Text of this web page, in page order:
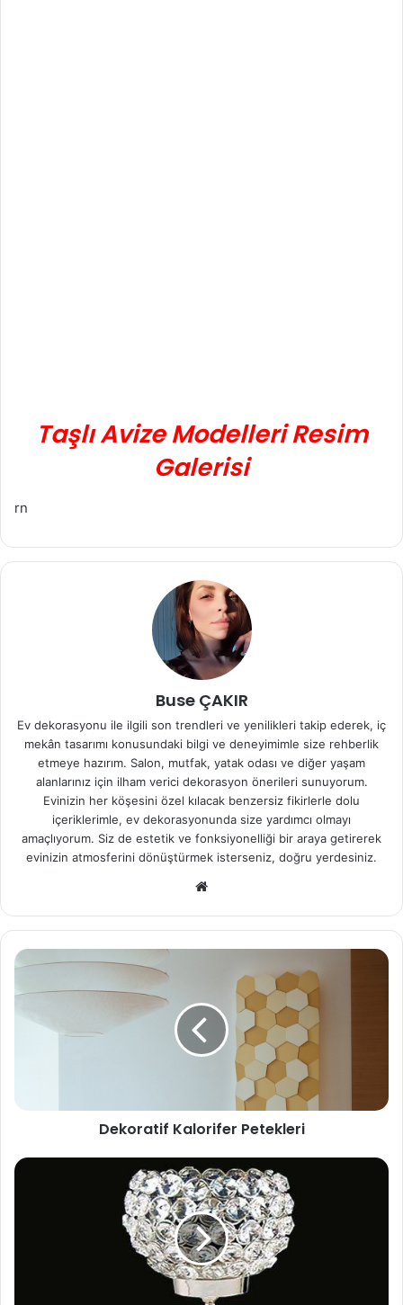
Taşlı Avize Modelleri Resim
Galerisi
rn
Buse ÇAKIR
Ev dekorasyonu ile ilgili son trendleri ve yenilikleri takip ederek, iç
mekân tasarımı konusundaki bilgi ve deneyimimle size rehberlik
etmeye hazırım. Salon, mutfak, yatak odası ve diğer yaşam
alanlarınız için ilham verici dekorasyon önerileri sunuyorum.
Evinizin her köşesini özel kılacak benzersiz fikirlerle dolu
içeriklerimle, ev dekorasyonunda size yardımcı olmayı
amaçlıyorum. Siz de estetik ve fonksiyonelliği bir araya getirerek
evinizin atmosferini dönüştürmek isterseniz, doğru yerdesiniz.
sit
esi
Dekoratif Kalorifer Petekleri